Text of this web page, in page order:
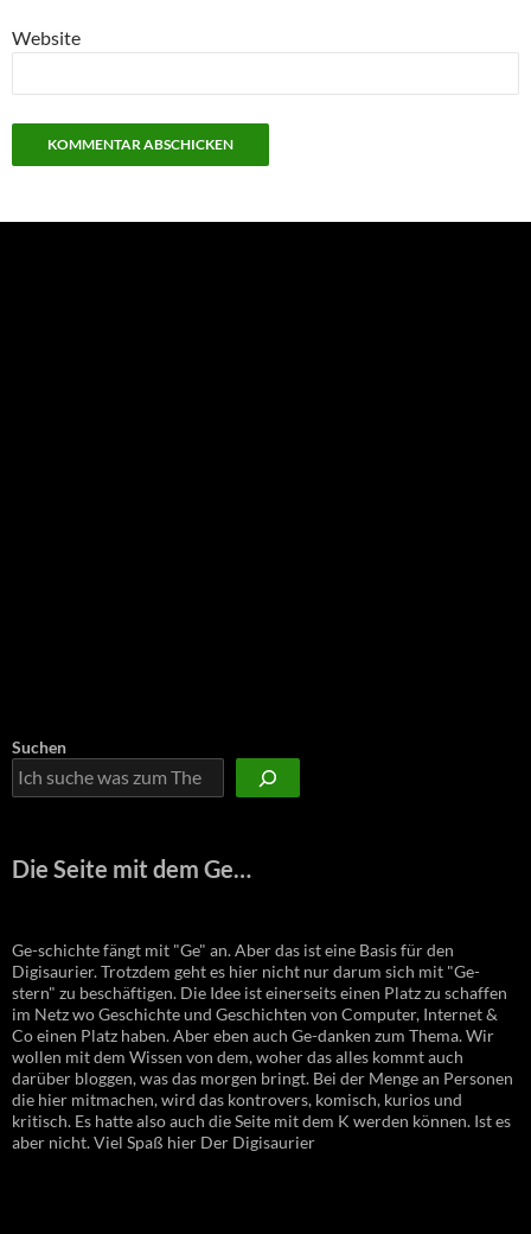
Website
Suchen
Die Seite mit dem Ge…
Ge-schichte fängt mit "Ge" an. Aber das ist eine Basis für den
Digisaurier. Trotzdem geht es hier nicht nur darum sich mit "Ge-
stern" zu beschäftigen. Die Idee ist einerseits einen Platz zu schaffen
im Netz wo Geschichte und Geschichten von Computer, Internet &
Co einen Platz haben. Aber eben auch Ge-danken zum Thema. Wir
wollen mit dem Wissen von dem, woher das alles kommt auch
darüber bloggen, was das morgen bringt. Bei der Menge an Personen
die hier mitmachen, wird das kontrovers, komisch, kurios und
kritisch. Es hatte also auch die Seite mit dem K werden können. Ist es
aber nicht. Viel Spaß hier Der Digisaurier